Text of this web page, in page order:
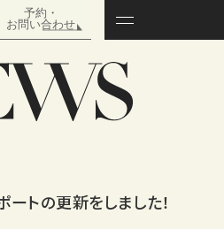
予約・
お問い合わせ
トの更新をしました！